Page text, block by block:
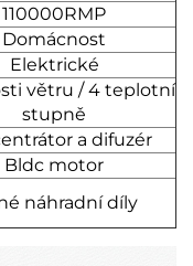
110000RMP
Domácnost
Elektrické
větru / 4 teplotní
stupně
a difuzér
Bldc motor
náhradní díly